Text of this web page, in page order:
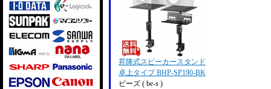
昇降式スピーカースタンド
卓上タイプ BHP-SP190-BK
ビーズ ( be-s )